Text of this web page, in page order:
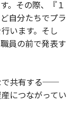
。その際、『１
自分たちでプラ
います。そし
員の前で発表す
で共有する──
につながってい